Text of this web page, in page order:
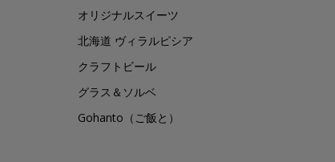
オリジナルスイーツ
北海道 ヴィラルピシア
クラフトビール
グラス＆ソルベ
Gohanto（ご飯と）